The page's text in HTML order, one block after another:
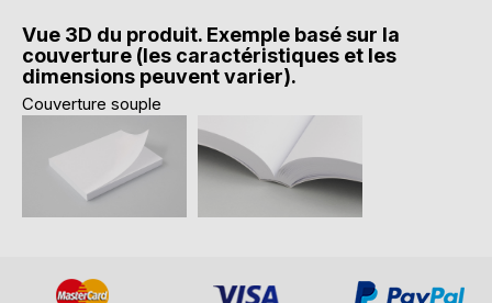
Vue 3D du produit. Exemple basé sur la
couverture (les caractéristiques et les
dimensions peuvent varier).
Couverture souple